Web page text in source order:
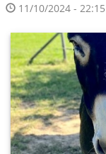
11/10/2024 - 22:15